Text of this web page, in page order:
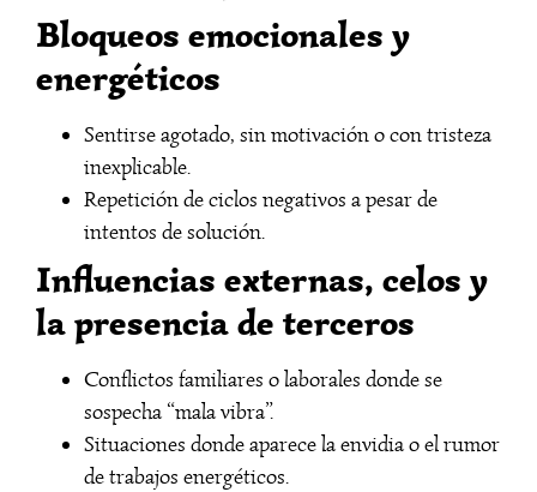
Bloqueos emocionales y
energéticos
Sentirse agotado, sin motivación o con tristeza
inexplicable.
Repetición de ciclos negativos a pesar de
intentos de solución.
Influencias externas, celos y
la presencia de terceros
Conflictos familiares o laborales donde se
sospecha “mala vibra”.
Situaciones donde aparece la envidia o el rumor
de trabajos energéticos.